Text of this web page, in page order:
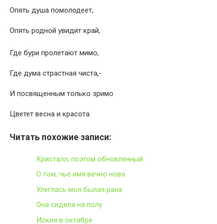
Опять душа помолодеет,
Опять родной увидит край,
Где бури пролетают мимо,
Где дума страстная чиста,-
И посвященным только зримо
Цветет весна и красота.
Читать похожие записи:
Кристалл, поэтом обновленный
О том, чье имя вечно ново
Улеглась моя былая рана
Она сидела на полу
Иския в октябре